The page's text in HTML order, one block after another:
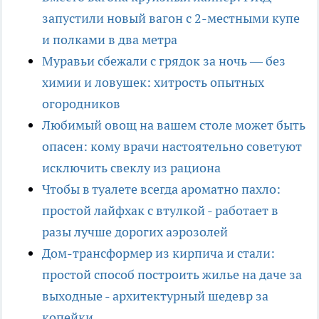
запустили новый вагон с 2-местными купе
и полками в два метра
Муравьи сбежали с грядок за ночь — без
химии и ловушек: хитрость опытных
огородников
Любимый овощ на вашем столе может быть
опасен: кому врачи настоятельно советуют
исключить свеклу из рациона
Чтобы в туалете всегда ароматно пахло:
простой лайфхак с втулкой - работает в
разы лучше дорогих аэрозолей
Дом-трансформер из кирпича и стали:
простой способ построить жилье на даче за
выходные - архитектурный шедевр за